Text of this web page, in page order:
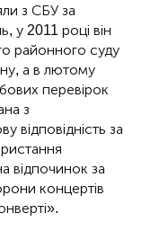
з СБУ за
у 2011 році він
районного суду
а в лютому
перевірок
з
за
відпочинок за
концертів